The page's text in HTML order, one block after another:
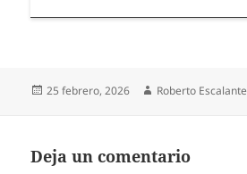
Publicado
25 febrero, 2026 Autor
Roberto Escalante
Deja un comentario